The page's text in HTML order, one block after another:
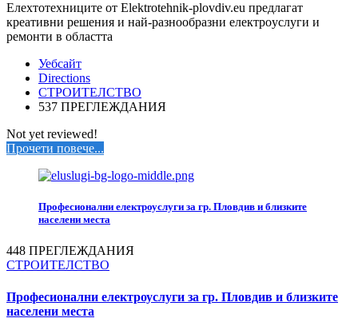
Елехтотехниците от Elektrotehnik-plovdiv.eu пpeдлaгaт
креативни решения и най-paзнooбpaзни електроycлyги и
ремонти в областта
Уебсайт
Directions
СТРОИТЕЛСТВО
537 ПРЕГЛЕЖДАНИЯ
Not yet reviewed!
Прочети повече...
Професионални електроуслуги за гр. Пловдив и близките
населени места
448 ПРЕГЛЕЖДАНИЯ
СТРОИТЕЛСТВО
Професионални електроуслуги за гр. Пловдив и близките
населени места